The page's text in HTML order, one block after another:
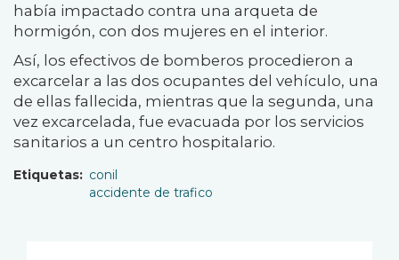
había impactado contra una arqueta de
hormigón, con dos mujeres en el interior.
Así, los efectivos de bomberos procedieron a
excarcelar a las dos ocupantes del vehículo, una
de ellas fallecida, mientras que la segunda, una
vez excarcelada, fue evacuada por los servicios
sanitarios a un centro hospitalario.
Etiquetas
conil
accidente de trafico